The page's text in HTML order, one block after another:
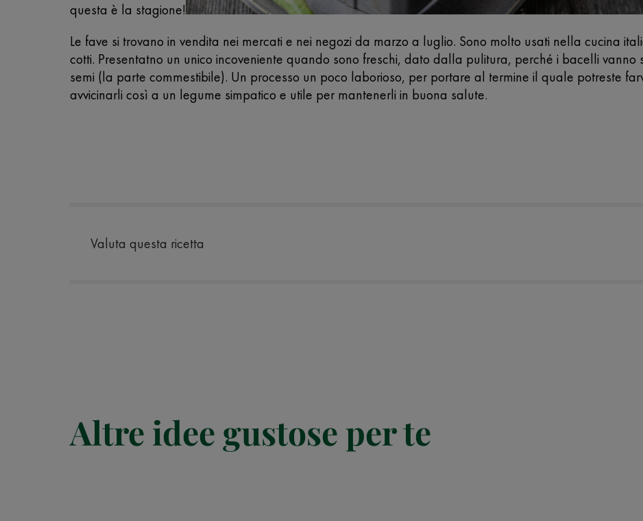
questa è la stagione!
Le fave si trovano in vendita nei mercati e nei negozi da marzo a luglio. Sono molto usati nella cucina
cotti. Presentatno un unico incoveniente quando sono freschi, dato dalla pulitura, perché i bacelli
semi (la parte commestibile). Un processo un poco laborioso, per portare al termine il quale potreste
avvicinarli così a un legume simpatico e utile per mantenerli in buona salute.
Valuta questa ricetta
Altre idee gustose per te